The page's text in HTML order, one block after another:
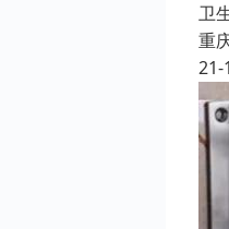
卫
重
21-